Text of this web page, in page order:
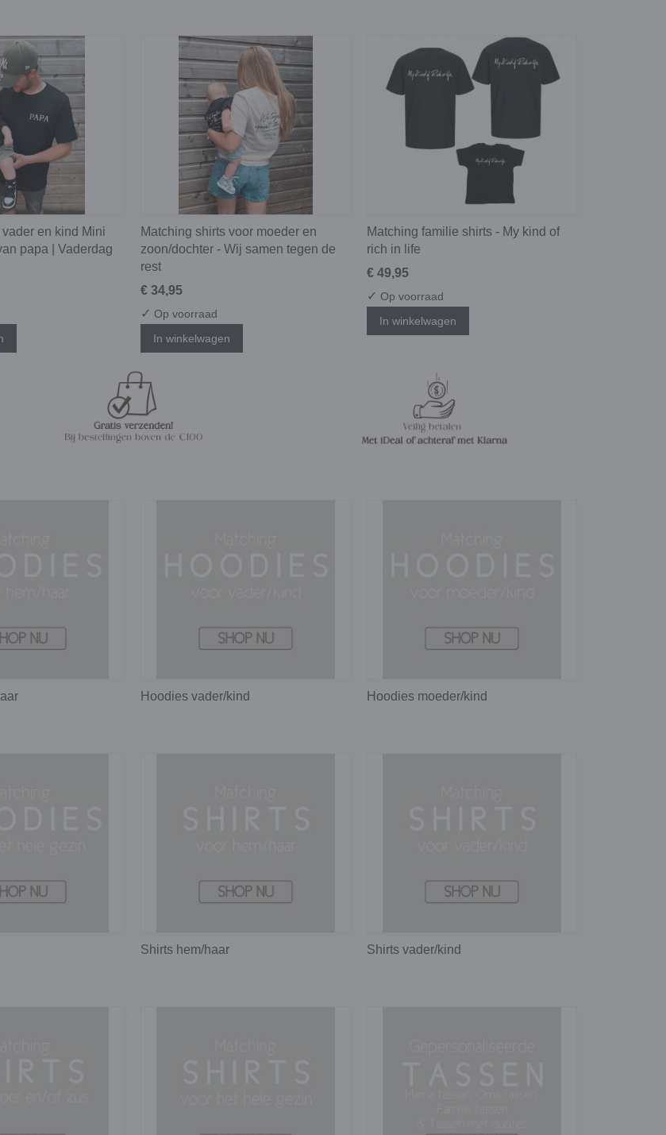
en kind Mini
papa | Vaderdag
Matching shirts voor moeder en
zoon/dochter - Wij samen tegen de
rest
€ 34,95
✓ Op voorraad
In winkelwagen
Matching familie shirts - My kind of
rich in life
€ 49,95
✓ Op voorraad
In winkelwagen
Hoodies vader/kind Hoodies moeder/kind
Shirts hem/haar Shirts vader/kind